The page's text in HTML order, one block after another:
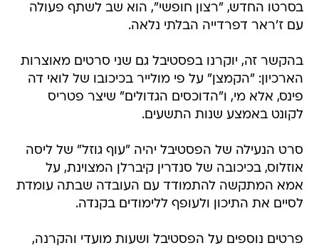
בסרטו החדש, "רצון חופשי", הוא שב לשתף פעולה
עם ז'ראר דפרדייה הבלתי נלאה.
בהקשר זה, יוקרנו בפסטיבל גם שני סרטים מאוצרות
הארכיון: "הקמצן" על פי מולייר בכיכובו של לואי דה
פינס, אלא מי, ו"הדוכסים הגדולים" שיצר פטריס
לקונט באמצע שנות התשעים.
סרט הנעילה של הפסטיבל יהיה "עוף גוזל" של ליסה
אוזלוס, בכיכובה של סנדרין קיברלן המצוינת, על
אמא המתקשה להתמודד עם העובדה שבתה עומדת
לסיים את התיכון ולעופף ללימודים בקנדה.
פרטים נוספים על הפסטיבל ושעות מועדי והקרנה,